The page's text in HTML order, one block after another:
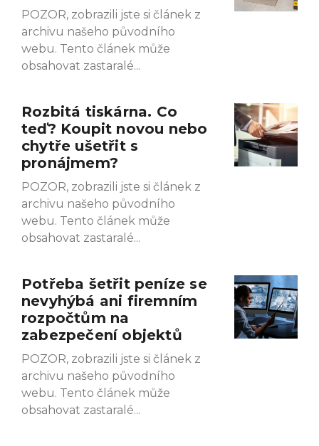
POZOR, zobrazili jste si článek z
archivu našeho původního
webu. Tento článek může
obsahovat zastaralé
Rozbitá tiskárna. Co
teď? Koupit novou nebo
chytře ušetřit s
pronájmem?
POZOR, zobrazili jste si článek z
archivu našeho původního
webu. Tento článek může
obsahovat zastaralé
Potřeba šetřit peníze se
nevyhýbá ani firemním
rozpočtům na
zabezpečení objektů
POZOR, zobrazili jste si článek z
archivu našeho původního
webu. Tento článek může
obsahovat zastaralé